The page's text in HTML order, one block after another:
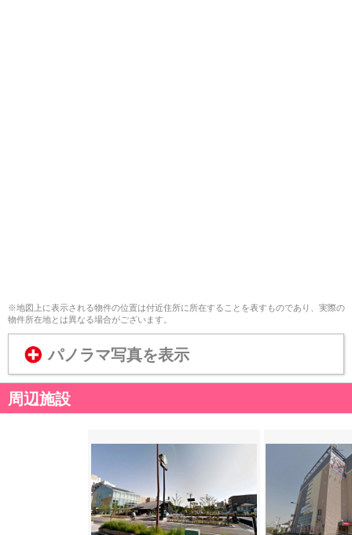
※地図上に表示される物件の位置は付近住所に所在することを表すものであり、実際の
物件所在地とは異なる場合がございます。
パノラマ写真を表示
周辺施設